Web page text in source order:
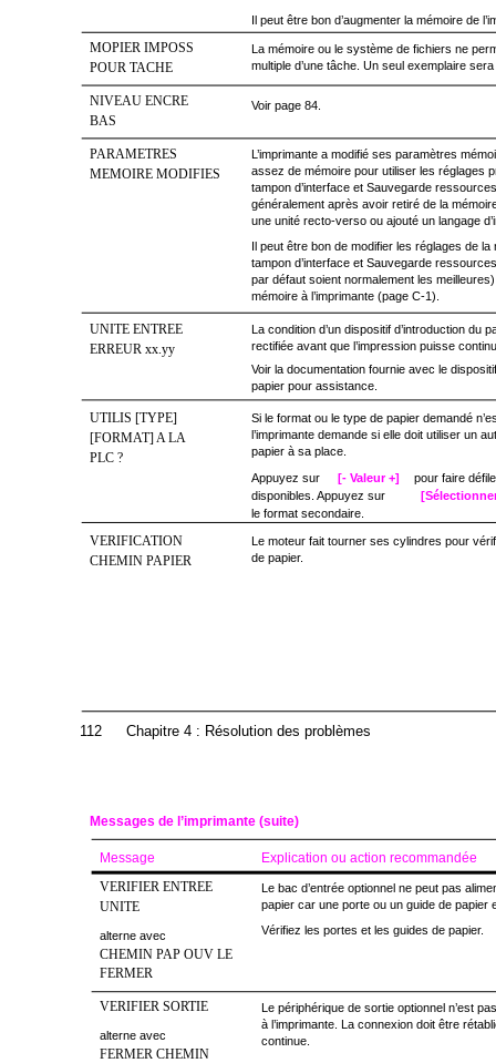
112 Chapitre 4 : Résolution des problèmes
Il peut être bon d’augmenter la mémoire de
MOPIER IMPOSS
POUR TACHE
La mémoire ou le système de fichiers ne
multiple d’une tâche. Un seul exemplaire
NIVEAU ENCRE
BAS
Voir page 84.
PARAMETRES
MEMOIRE MODIFIES
L’imprimante a modifié ses paramètres
assez de mémoire pour utiliser les réglages
tampon d’interface et Sauvegarde
généralement après avoir retiré de la
une unité recto-verso ou ajouté un langage
Il peut être bon de modifier les réglages de la
tampon d’interface et Sauvegarde
par défaut soient normalement les meilleures)
mémoire à l’imprimante (page C-1).
UNITE ENTREE
ERREUR xx.yy
La condition d’un dispositif d’introduction du
rectifiée avant que l’impression puisse
Voir la documentation fournie avec le
papier pour assistance.
UTILIS [TYPE]
[FORMAT] A LA
PLC ?
Si le format ou le type de papier demandé
l’imprimante demande si elle doit utiliser un
papier à sa place.
Appuyez sur
[- Valeur +]
pour faire
disponibles. Appuyez sur
le format secondaire.
VERIFICATION
CHEMIN PAPIER
Le moteur fait tourner ses cylindres pour
de papier.
VERIFIER ENTREE
UNITE
alterne avec
CHEMIN PAP OUV LE
FERMER
Le bac d’entrée optionnel ne peut pas
papier car une porte ou un guide de papier
Vérifiez les portes et les guides de papier.
VERIFIER SORTIE
alterne avec
FERMER CHEMIN
Le périphérique de sortie optionnel n’est
à l’imprimante. La connexion doit être
continue.
Messages de l’imprimante (suite)
Message Explication ou action recommandée